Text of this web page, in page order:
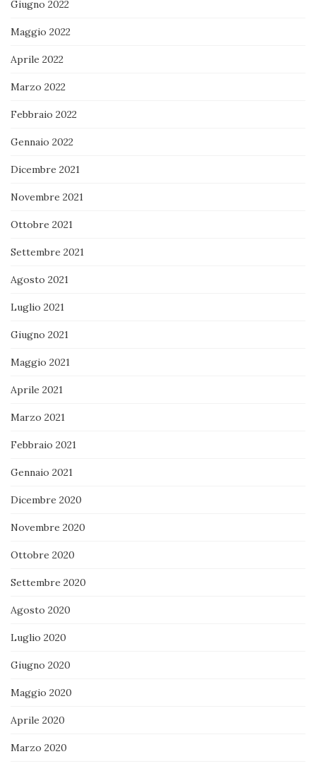
Giugno 2022
Maggio 2022
Aprile 2022
Marzo 2022
Febbraio 2022
Gennaio 2022
Dicembre 2021
Novembre 2021
Ottobre 2021
Settembre 2021
Agosto 2021
Luglio 2021
Giugno 2021
Maggio 2021
Aprile 2021
Marzo 2021
Febbraio 2021
Gennaio 2021
Dicembre 2020
Novembre 2020
Ottobre 2020
Settembre 2020
Agosto 2020
Luglio 2020
Giugno 2020
Maggio 2020
Aprile 2020
Marzo 2020